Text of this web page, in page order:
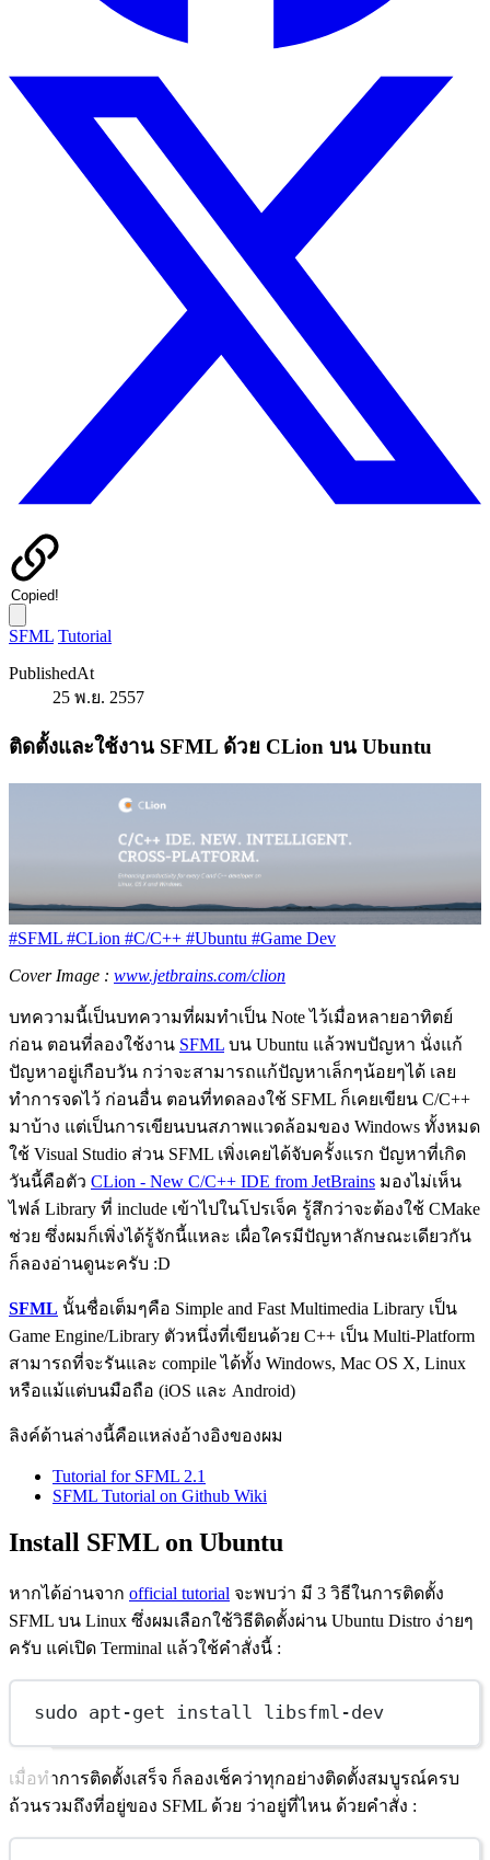
Copied!
SFML Tutorial
PublishedAt
25 พ.ย. 2557
ติดตั้งและใช้งาน SFML ด้วย CLion บน Ubuntu
#SFML #CLion #C/C++ #Ubuntu #Game Dev
Cover Image : www.jetbrains.com/clion
บทความนี้เป็นบทความที่ผมทำเป็น Note ไว้เมื่อหลายอาทิตย์
ก่อน ตอนที่ลองใช้งาน SFML บน Ubuntu แล้วพบปัญหา นั่งแก้
ปัญหาอยู่เกือบวัน กว่าจะสามารถแก้ปัญหาเล็กๆน้อยๆได้ เลย
ทำการจดไว้ ก่อนอื่น ตอนที่ทดลองใช้ SFML ก็เคยเขียน C/C++
มาบ้าง แต่เป็นการเขียนบนสภาพแวดล้อมของ Windows ทั้งหมด
ใช้ Visual Studio ส่วน SFML เพิ่งเคยได้จับครั้งแรก ปัญหาที่เกิด
วันนี้คือตัว CLion - New C/C++ IDE from JetBrains มองไม่เห็น
ไฟล์ Library ที่ include เข้าไปในโปรเจ็ค รู้สึกว่าจะต้องใช้ CMake
ช่วย ซึ่งผมก็เพิ่งได้รู้จักนี้แหละ เผื่อใครมีปัญหาลักษณะเดียวกัน
ก็ลองอ่านดูนะครับ :D
SFML นั้นชื่อเต็มๆคือ Simple and Fast Multimedia Library เป็น
Game Engine/Library ตัวหนึ่งที่เขียนด้วย C++ เป็น Multi-Platform
สามารถที่จะรันและ compile ได้ทั้ง Windows, Mac OS X, Linux
หรือแม้แต่บนมือถือ (iOS และ Android)
ลิงค์ด้านล่างนี้คือแหล่งอ้างอิงของผม
Tutorial for SFML 2.1
SFML Tutorial on Github Wiki
Install SFML on Ubuntu
หากได้อ่านจาก official tutorial จะพบว่า มี 3 วิธีในการติดตั้ง
SFML บน Linux ซึ่งผมเลือกใช้วิธีติดตั้งผ่าน Ubuntu Distro ง่ายๆ
ครับ แค่เปิด Terminal แล้วใช้คำสั่งนี้ :
sudo apt-get install libsfml-dev
เมื่อทำการติดตั้งเสร็จ ก็ลองเช็คว่าทุกอย่างติดตั้งสมบูรณ์ครบ
ถ้วนรวมถึงที่อยู่ของ SFML ด้วย ว่าอยู่ที่ไหน ด้วยคำสั่ง :